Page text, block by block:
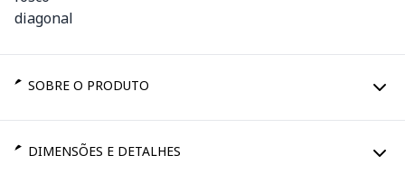
SOBRE O PRODUTO
DIMENSÕES E DETALHES